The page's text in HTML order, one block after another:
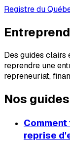
Registre du
Des guides clairs
reprendre une
repreneuriat,
Nos guides
reprise